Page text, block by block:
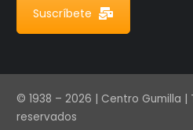
Suscríbete
© 1938 – 2026 | Centro Gumilla |
reservados